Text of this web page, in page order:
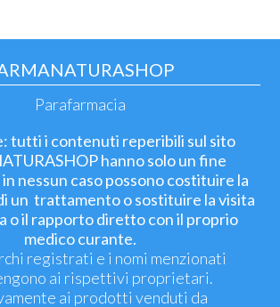
Parafarmacia
tutti i contenuti reperibili sul sito
hanno solo un fine
nessun caso possono costituire la
un trattamento o sostituire la visita
o il rapporto diretto con il proprio
medico curante.
registrati e i nomi menzionati
ai rispettivi proprietari.
ai prodotti venduti da